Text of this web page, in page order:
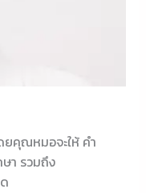
คุณหมอจะให้ คำ
า รวมถึง